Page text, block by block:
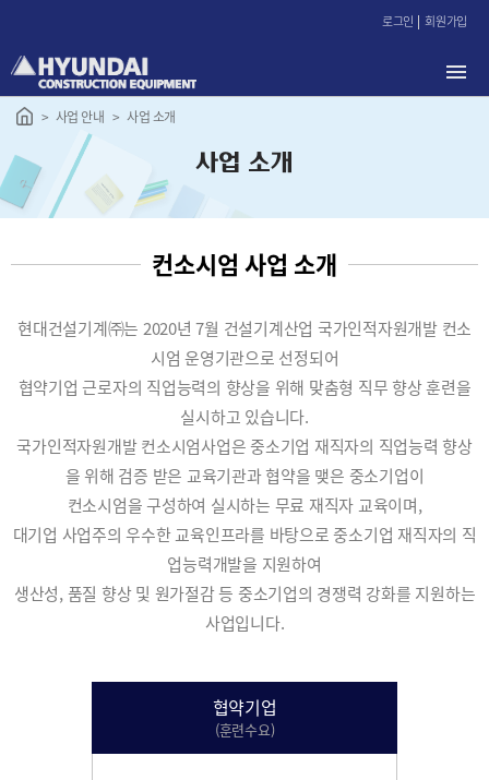
로
가
로그인 회원가입
사업 안내 사업 소개
사업 소개
컨소시엄 사업 소개
현대건설기계㈜는 2020년 7월 건설기계산업 국가인적자원개발 컨소
시엄 운영기관으로 선정되어
협약기업 근로자의 직업능력의 향상을 위해 맞춤형 직무 향상 훈련을
실시하고 있습니다.
국가인적자원개발 컨소시엄사업은 중소기업 재직자의 직업능력 향상
을 위해 검증 받은 교육기관과 협약을 맺은 중소기업이
컨소시엄을 구성하여 실시하는 무료 재직자 교육이며,
대기업 사업주의 우수한 교육인프라를 바탕으로 중소기업 재직자의 직
업능력개발을 지원하여
생산성, 품질 향상 및 원가절감 등 중소기업의 경쟁력 강화를 지원하는
사업입니다.
협약기업
(훈련수요)